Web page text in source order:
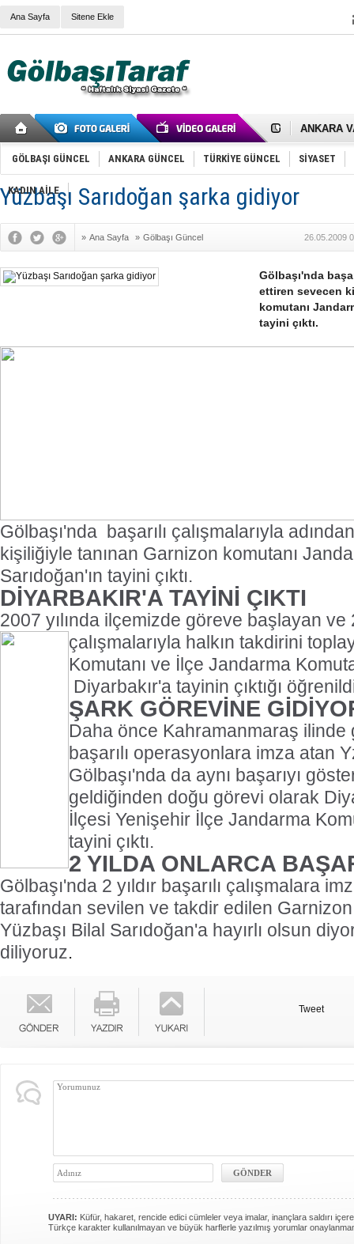
Ana Sayfa Sitene Ekle
Cemal
Samet
FAİZ
Mikail
Gölbaşı
GÖLBAŞI GÜNCEL ANKARA GÜNCEL TÜRKİYE GÜNCEL SİYASET
KADIN AİLE
Yüzbaşı Sarıdoğan şarka gidiyor
» Ana Sayfa » Gölbaşı Güncel 26.05.2009
Gölbaşı'nda
ettiren sevecen
komutanı
tayini çıktı.
Gölbaşı'nda başarılı çalışmalarıyla
kişiliğiyle tanınan Garnizon komutanı
Sarıdoğan'ın tayini çıktı.
DİYARBAKIR'A TAYİNİ ÇIKTI
2007 yılında ilçemizde göreve başlayan ve
çalışmalarıyla halkın takdirini
Komutanı ve İlçe Jandarma
Diyarbakır'a tayinin çıktığı
ŞARK GÖREVİNE
Daha önce Kahramanmaraş
başarılı operasyonlara imza atan
Gölbaşı'nda da aynı başarıyı
geldiğinden doğu görevi olarak
İlçesi Yenişehir İlçe Jandarma
tayini çıktı.
2 YILDA ONLARCA
Gölbaşı'nda 2 yıldır başarılı çalışmalara
tarafından sevilen ve takdir edilen
Yüzbaşı Bilal Sarıdoğan'a hayırlı olsun
diliyoruz.
Tweet
UYARI: Küfür, hakaret, rencide edici cümleler veya imalar, inançlara saldırı
Türkçe karakter kullanılmayan ve büyük harflerle yazılmış yorumlar